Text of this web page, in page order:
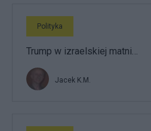
Polityka
Trump w izraelskiej matni…
Jacek K.M.